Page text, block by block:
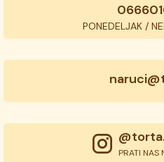
PONEDELJAK /
PRATI NAS